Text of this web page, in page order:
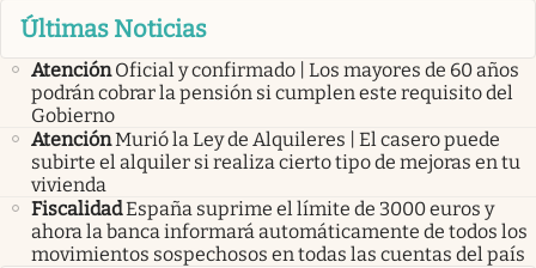
Últimas Noticias
Atención Oficial y confirmado | Los mayores de 60 años
podrán cobrar la pensión si cumplen este requisito del
Gobierno
AtenciónMurió la Ley de Alquileres | El casero puede
subirte el alquiler si realiza cierto tipo de mejoras en tu
vivienda
FiscalidadEspaña suprime el límite de 3000 euros y
ahora la banca informará automáticamente de todos los
movimientos sospechosos en todas las cuentas del país